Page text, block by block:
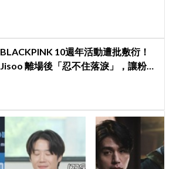
BLACKPINK 10週年活動遭批敷衍！
Jisoo 離場後「忍不住落淚」，讓粉絲